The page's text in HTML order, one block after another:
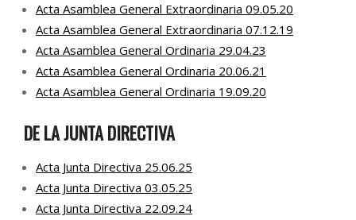
Acta Asamblea General Extraordinaria 09.05.20
Acta Asamblea General Extraordinaria 07.12.19
Acta Asamblea General Ordinaria 29.04.23
Acta Asamblea General Ordinaria 20.06.21
Acta Asamblea General Ordinaria 19.09.20
DE LA JUNTA DIRECTIVA
Acta Junta Directiva 25.06.25
Acta Junta Directiva 03.05.25
Acta Junta Directiva 22.09.24